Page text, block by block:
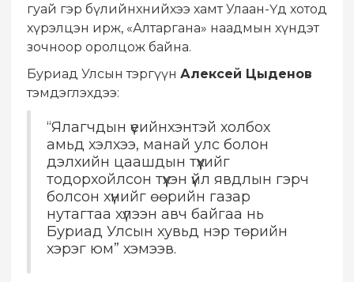
гуай гэр бүлийнхнийхээ хамт Улаан-Үд хотод
хүрэлцэн ирж, «Алтаргана» наадмын хүндэт
зочноор оролцож байна.
Буриад Улсын тэргүүн Алексей Цыденов
тэмдэглэхдээ:
“Ялагчдын үеийнхэнтэй холбох
амьд хэлхээ, манай улс болон
дэлхийн цаашдын түүхийг
тодорхойлсон түүхэн үйл явдлын гэрч
болсон хүнийг өөрийн газар
нутагтаа хүлээн авч байгаа нь
Буриад Улсын хувьд нэр төрийн
хэрэг юм” хэмээв.